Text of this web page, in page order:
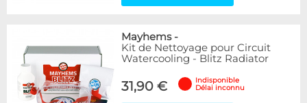
Mayhems-
Kit de Nettoyage pour Circuit
Watercooling - Blitz Radiator
31,90 €
Indisponible
Délai inconnu